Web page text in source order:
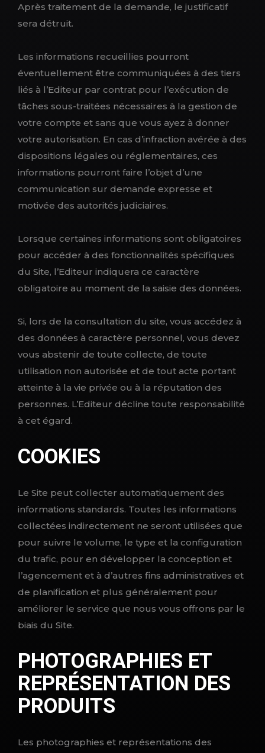
Après traitement de la demande, le justificatif
sera détruit.
Les informations recueillies pourront
éventuellement être communiquées à des tiers
liés à l’Editeur par contrat pour l’exécution de
tâches sous-traitées nécessaires à la gestion de
votre compte et sans que vous ayez à donner
votre autorisation. En cas d’infraction avérée à des
dispositions légales ou réglementaires, ces
informations pourront faire l’objet d’une
communication sur demande expresse et
motivée des autorités judiciaires.
Lorsque certaines informations sont obligatoires
pour accéder à des fonctionnalités spécifiques
du Site, l’Editeur indiquera ce caractère
obligatoire au moment de la saisie des données.
Si, lors de la consultation du site, vous accédez à
des données à caractère personnel, vous devez
vous abstenir de toute collecte, de toute
utilisation non autorisée et de tout acte portant
atteinte à la vie privée ou à la réputation des
personnes. L’Editeur décline toute responsabilité
à cet égard.
COOKIES
Le Site peut collecter automatiquement des
informations standards. Toutes les informations
collectées indirectement ne seront utilisées que
pour suivre le volume, le type et la configuration
du trafic, pour en développer la conception et
l’agencement et à d’autres fins administratives et
de planification et plus généralement pour
améliorer le service que nous vous offrons par le
biais du Site.
PHOTOGRAPHIES ET
REPRÉSENTATION DES
PRODUITS
Les photographies et représentations des